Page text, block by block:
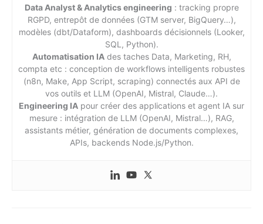
Data Analyst & Analytics engineering : tracking propre
RGPD, entrepôt de données (GTM server, BigQuery…),
modèles (dbt/Dataform), dashboards décisionnels (Looker,
SQL, Python).
Automatisation IAdes taches Data, Marketing, RH,
compta etc : conception de workflows intelligents robustes
(n8n, Make, App Script, scraping) connectés aux API de
vos outils et LLM (OpenAI, Mistral, Claude…).
Engineering IA pour créer des applications et agent IA sur
mesure : intégration de LLM (OpenAI, Mistral…), RAG,
assistants métier, génération de documents complexes,
APIs, backends Node.js/Python.